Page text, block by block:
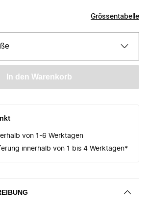
Grössentabelle
In den Warenkorb
von 1-6 Werktagen
innerhalb von 1 bis 4 Werktagen*